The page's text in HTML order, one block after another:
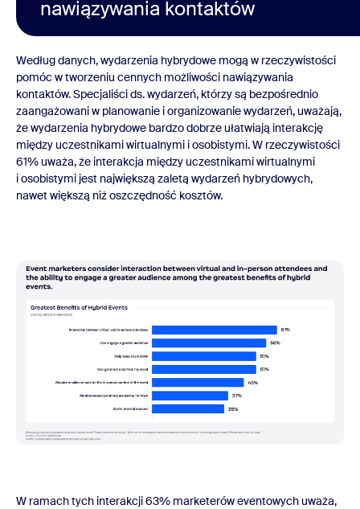
nawiązywania kontaktów
Według danych, wydarzenia hybrydowe mogą w rzeczywistości
pomóc w tworzeniu cennych możliwości nawiązywania
kontaktów. Specjaliści ds. wydarzeń, którzy są bezpośrednio
zaangażowani w planowanie i organizowanie wydarzeń, uważają,
że wydarzenia hybrydowe bardzo dobrze ułatwiają interakcję
między uczestnikami wirtualnymi i osobistymi. W rzeczywistości
61% uważa, że interakcja między uczestnikami wirtualnymi
i osobistymi jest największą zaletą wydarzeń hybrydowych,
nawet większą niż oszczędność kosztów.
W ramach tych interakcji 63% marketerów eventowych uważa,